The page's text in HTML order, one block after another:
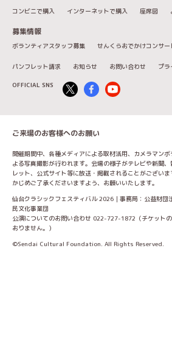
コンビニで購入
インターネットで購入 座席図
募集情報
ボランティアスタッフ募集 せんくらおでかけコンサ
パンフレット請求 お知らせ お問い合わせ プラ
OFFICIAL SNS
ご来場のお客様へのお願い
開催期間中、各種メディアによる取材活用、カメラマンボ
よる写真撮影が行われます。会場の様子がテレビや新聞、
レット、公式サイト等に放送・掲載されることがございま
かじめご了承くださいますよう、お願いいたします。
仙台クラシックフェスティバル 2026｜事務局：公益財団
民文化事業団
公演についてのお問い合わせ 022-727-1872（チケット
おりません。）
©Sendai Cultural Foundation. All Rights Reserved.